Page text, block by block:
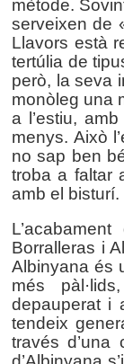
mètode.
serveixen de
Llavors està
tertúlia de
però, la seva
monòleg una
a l’estiu,
menys. Això
no sap ben
troba a faltar
amb el bisturí.
Borralleras i
Albinyana és
més
depauperat i
tendeix
través d’una